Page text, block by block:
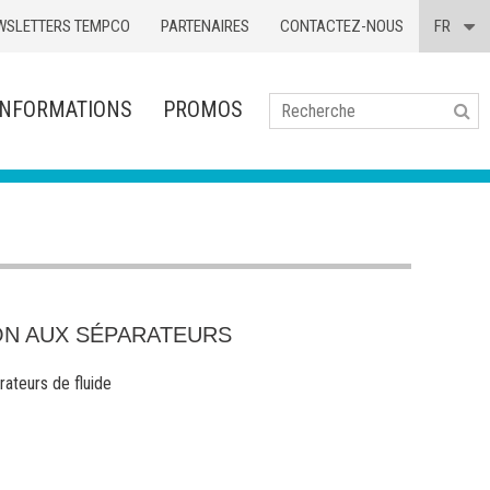
TEMPCO PARTENAIRES FR
CONTACTEZ-NOUS
PROMOS
AUX SÉPARATEURS
de fluide